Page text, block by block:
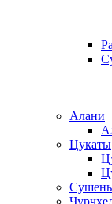
Алани
Цукаты